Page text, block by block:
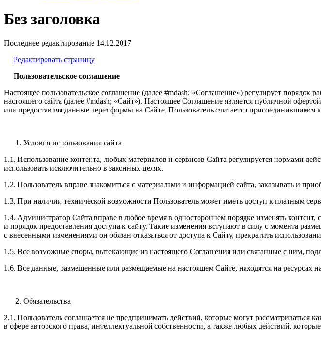
Без заголовка
Последнее редактирование 14.12.2017
Редактировать страницу
Пользовательское соглашение
Настоящее пользовательское соглашение (далее #mdash; «Соглашение») регулирует порядок
настоящего сайта (далее #mdash; «Сайт»). Настоящее Соглашение является публичной
или предоставляя данные через формы на Сайте, Пользователь считается
Условия использования сайта
1.1. Использование контента, любых материалов и сервисов Сайта регулируется нормами
использовать исключительно в законных целях.
1.2. Пользователь вправе знакомиться с материалами и информацией сайта, заказывать и
1.3. При наличии технической возможности Пользователь может иметь доступ к платным
1.4. Администратор Сайта вправе в любое время в одностороннем порядке изменять
и порядок предоставления доступа к сайту. Такие изменения вступают в силу с момента
с внесенными изменениями он обязан отказаться от доступа к Сайту, прекратить
1.5. Все возможные споры, вытекающие из настоящего Соглашения или связанные с ним,
1.6. Все данные, размещенные или размещаемые на настоящем Сайте, находятся на ресурсах
Обязательства
2.1. Пользователь соглашается не предпринимать действий, которые могут
в сфере авторского права, интеллектуальной собственности, а также любых действий,